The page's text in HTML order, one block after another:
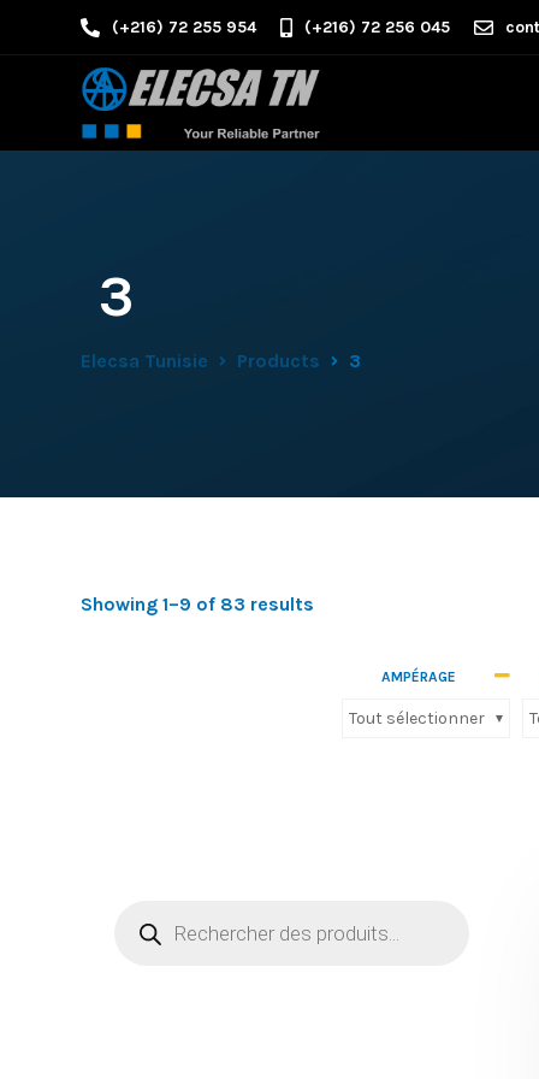
(+216) 72 255 954 (+216) 72 256 045
3
Elecsa Tunisie Products 3
Nos produits
Firltrage (0)
Showing 1–9 of 83 results
AMPÉRAGE
Tout sélectionner